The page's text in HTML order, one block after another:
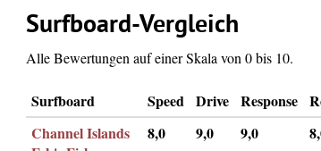
Surfboard-Vergleich
Alle Bewertungen auf einer Skala von 0 bis 10.
Surfboard Speed Drive Response
Channel Islands
8,0 9,0 9,0